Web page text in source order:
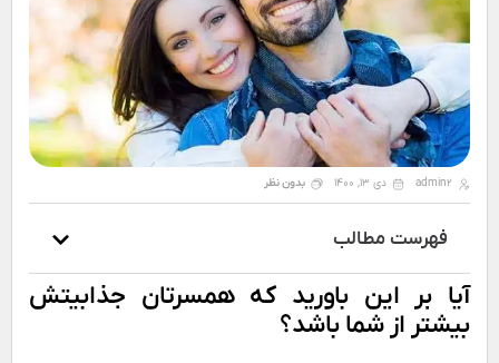
admin2 دی 13, 1400 بدون نظر
فهرست مطالب
آیا بر این باورید که همسرتان جذابیتش
بیشتر از شما باشد؟